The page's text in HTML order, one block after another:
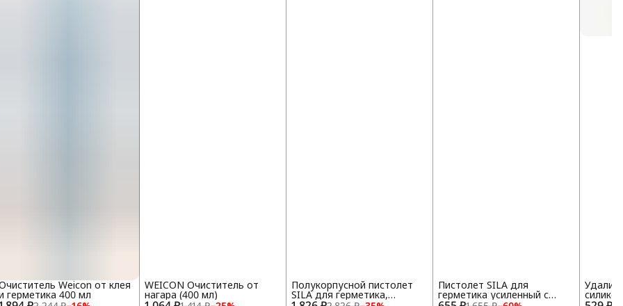
Weicon от клея
герметика 400 мл
WEICON Очиститель от
нагара (400 мл)
Полукорпусной пистолет
SILA для герметика,
Пистолет SILA для
герметика усиленный с